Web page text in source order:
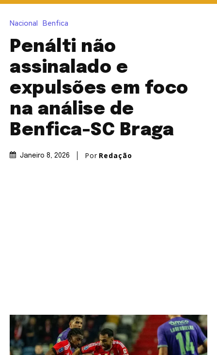
Nacional Benfica
Penálti não
assinalado e
expulsões em foco
na análise de
Benfica-SC Braga
Janeiro 8, 2026 Por Redação